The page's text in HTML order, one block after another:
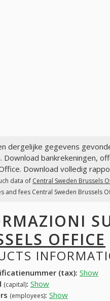
dergelijke gegevens
Download bankrekeningen,
Download volledig
data of Central Sweden Brussels
and fees Central Sweden Brussels
OFFICE
(tax): Show
(capital): Show
(employees): Show